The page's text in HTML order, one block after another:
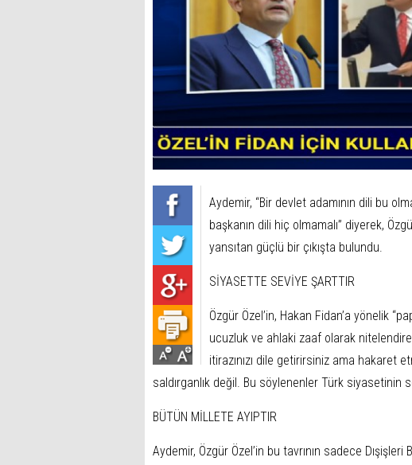
Aydemir, “Bir devlet adamının dili bu
başkanın dili hiç olmamalı” diyerek,
yansıtan güçlü bir çıkışta bulundu.
SİYASETTE SEVİYE ŞARTTIR
Özgür Özel’in, Hakan Fidan’a yönelik
ucuzluk ve ahlaki zaaf olarak
itirazınızı dile getirirsiniz ama hakaret
saldırganlık değil. Bu söylenenler Türk siyasetinin
BÜTÜN MİLLETE AYIPTIR
Aydemir, Özgür Özel’in bu tavrının sadece Dışişleri